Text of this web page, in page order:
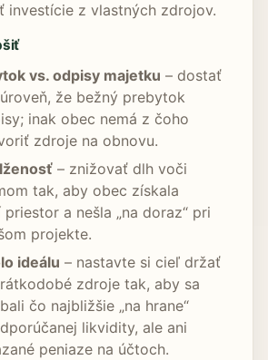
investície z vlastných zdrojov.
vs. odpisy majetku – dostať
že bežný prebytok
inak obec nemá z čoho
zdroje na obnovu.
– znižovať dlh voči
tak, aby obec získala
a nešla „na doraz“ pri
projekte.
ideálu – nastavte si cieľ držať
zdroje tak, aby sa
čo najbližšie „na hrane“
likvidity, ale ani
peniaze na účtoch.